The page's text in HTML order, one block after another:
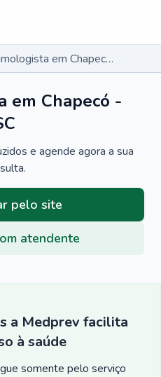
Pneumologista em Chapecó - SC
em Chapecó -
e agende agora a sua
pelo site
atendente
a Medprev facilita
à saúde
somente pelo serviço